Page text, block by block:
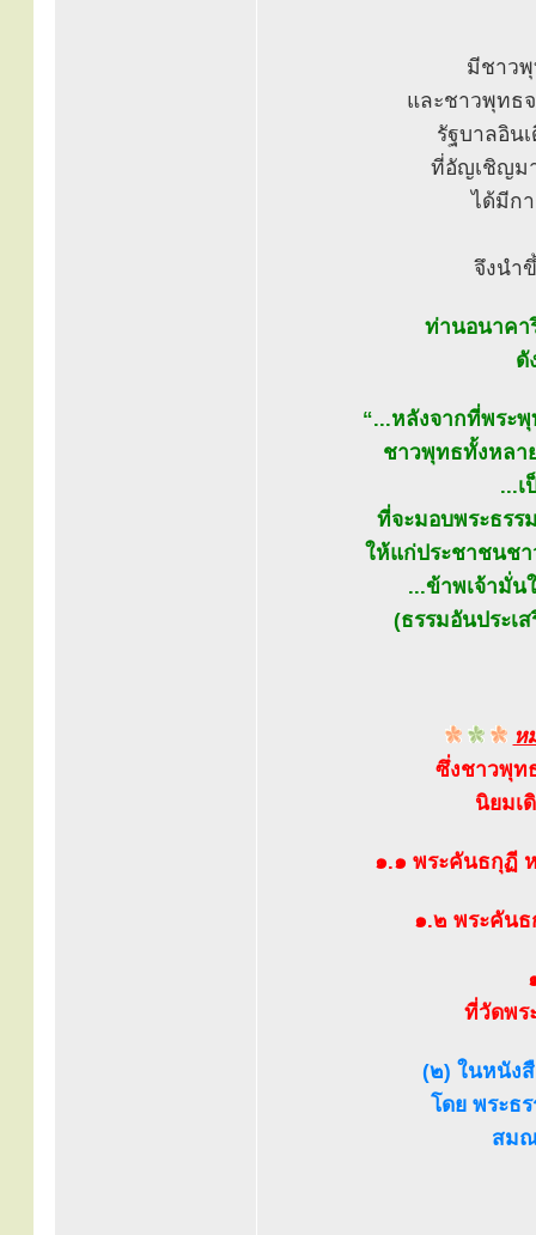
มีชาวพุ
และชาวพุทธ
รัฐบาลอิน
ที่อัญเชิญม
ได้มีก
จึงนำ
ท่านอนาคา
ดั
“...หลังจากที่พระ
ชาวพุทธทั้งหลา
...
ที่จะมอบพระธร
ให้แก่ประชาชนช
...ข้าพเจ้ามั่น
(ธรรมอันประเ
ห
ซึ่งชาวพุท
นิยมเ
๑.๑ พระคันธกุฏี
๑.๒ พระคัน
ที่วัดพร
(๒) ในหนัง
โดย พระธ
สมณ